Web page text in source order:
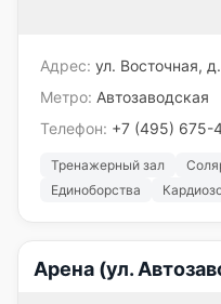
Адрес: ул. Восточная,
Метро: Автозаводская
Телефон: +7 (495) 675-
Тренажерный зал
Единоборства
Арена (ул.